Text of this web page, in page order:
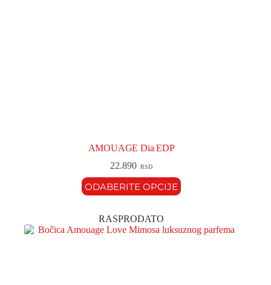
AMOUAGE Dia EDP
22.890 RSD
ODABERITE OPCIJE
RASPRODATO